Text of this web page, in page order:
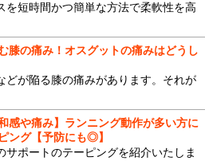
を短時間かつ簡単な方法で柔軟性を高
膝の痛み！オスグットの痛みはどうし
どが陥る膝の痛みがあります。それが
感や痛み】ランニング動作が多い方に
ング【予防にも◎】
サポートのテーピングを紹介いたしま